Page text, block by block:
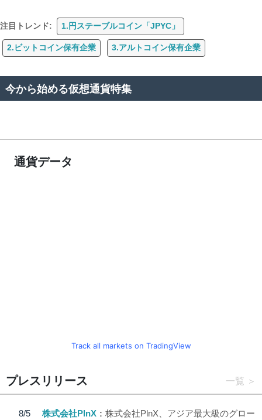
注目トレンド: 1.円ステーブルコイン「JPYC」
2.ビットコイン保有企業 3.アルトコイン保有企業
今から始める仮想通貨特集
通貨データ
Track all markets on TradingView
プレスリリース 一覧
8/5
株式会社PlnX
株式会社PlnX、アジア最大級のグロー